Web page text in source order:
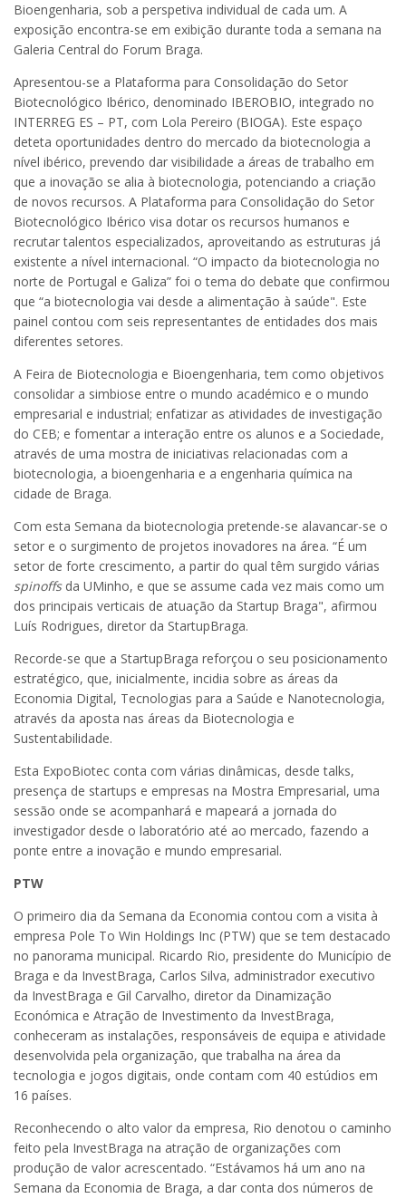
Bioengenharia, sob a perspetiva individual de cada um. A
exposição encontra-se em exibição durante toda a semana na
Galeria Central do Forum Braga.
Apresentou-se a Plataforma para Consolidação do Setor
Biotecnológico Ibérico, denominado IBEROBIO, integrado no
INTERREG ES – PT, com Lola Pereiro (BIOGA). Este espaço
deteta oportunidades dentro do mercado da biotecnologia a
nível ibérico, prevendo dar visibilidade a áreas de trabalho em
que a inovação se alia à biotecnologia, potenciando a criação
de novos recursos. A Plataforma para Consolidação do Setor
Biotecnológico Ibérico visa dotar os recursos humanos e
recrutar talentos especializados, aproveitando as estruturas já
existente a nível internacional. “O impacto da biotecnologia no
norte de Portugal e Galiza” foi o tema do debate que confirmou
que “a biotecnologia vai desde a alimentação à saúde". Este
painel contou com seis representantes de entidades dos mais
diferentes setores.
A Feira de Biotecnologia e Bioengenharia, tem como objetivos
consolidar a simbiose entre o mundo académico e o mundo
empresarial e industrial; enfatizar as atividades de investigação
do CEB; e fomentar a interação entre os alunos e a Sociedade,
através de uma mostra de iniciativas relacionadas com a
biotecnologia, a bioengenharia e a engenharia química na
cidade de Braga.
Com esta Semana da biotecnologia pretende-se alavancar-se o
setor e o surgimento de projetos inovadores na área. “É um
setor de forte crescimento, a partir do qual têm surgido várias
spinoffs da UMinho, e que se assume cada vez mais como um
dos principais verticais de atuação da Startup Braga", afirmou
Luís Rodrigues, diretor da StartupBraga.
Recorde-se que a StartupBraga reforçou o seu posicionamento
estratégico, que, inicialmente, incidia sobre as áreas da
Economia Digital, Tecnologias para a Saúde e Nanotecnologia,
através da aposta nas áreas da Biotecnologia e
Sustentabilidade.
Esta ExpoBiotec conta com várias dinâmicas, desde talks,
presença de startups e empresas na Mostra Empresarial, uma
sessão onde se acompanhará e mapeará a jornada do
investigador desde o laboratório até ao mercado, fazendo a
ponte entre a inovação e mundo empresarial.
PTW
O primeiro dia da Semana da Economia contou com a visita à
empresa Pole To Win Holdings Inc (PTW) que se tem destacado
no panorama municipal. Ricardo Rio, presidente do Município de
Braga e da InvestBraga, Carlos Silva, administrador executivo
da InvestBraga e Gil Carvalho, diretor da Dinamização
Económica e Atração de Investimento da InvestBraga,
conheceram as instalações, responsáveis de equipa e atividade
desenvolvida pela organização, que trabalha na área da
tecnologia e jogos digitais, onde contam com 40 estúdios em
16 países.
Reconhecendo o alto valor da empresa, Rio denotou o caminho
feito pela InvestBraga na atração de organizações com
produção de valor acrescentado. “Estávamos há um ano na
Semana da Economia de Braga, a dar conta dos números de